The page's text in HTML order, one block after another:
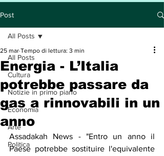
Post
All Posts
Cultura
Notizie in primo piano
Economia
Arte
Politica
All Posts
Energia - L’Italia
potrebbe passare da
gas a rinnovabili in un
anno
25 mar Tempo di lettura: 3 min
Assadakah News - "Entro un anno il
Paese potrebbe sostituire l'equivalente